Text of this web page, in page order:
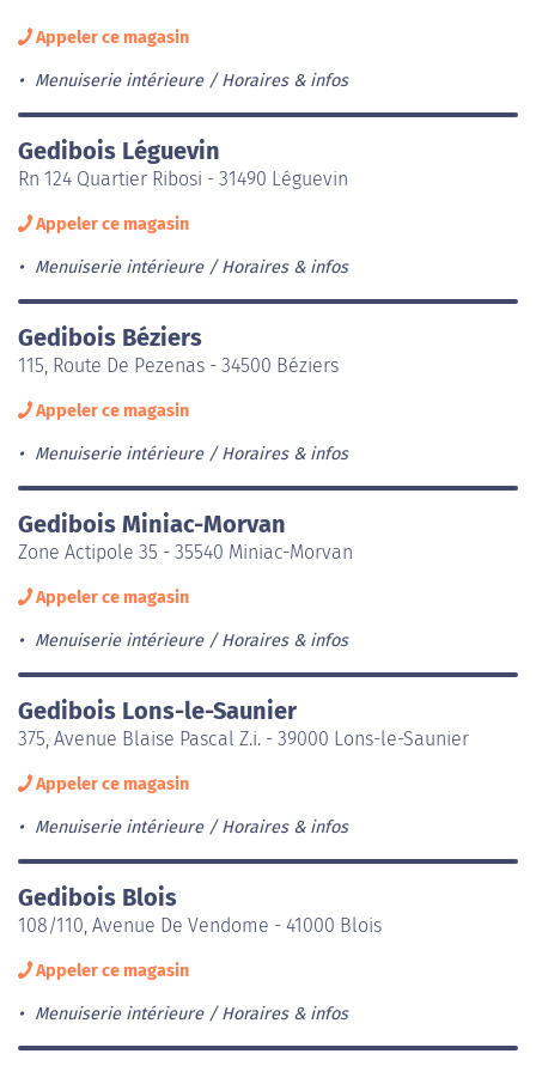
Appeler ce magasin
Menuiserie intérieure Horaires & infos
Gedibois Léguevin
Rn 124 Quartier Ribosi - 31490 Léguevin
Appeler ce magasin
Menuiserie intérieure Horaires & infos
Gedibois Béziers
115, Route De Pezenas - 34500 Béziers
Appeler ce magasin
Menuiserie intérieure Horaires & infos
Gedibois Miniac-Morvan
Zone Actipole 35 - 35540 Miniac-Morvan
Appeler ce magasin
Menuiserie intérieure Horaires & infos
Gedibois Lons-le-Saunier
375, Avenue Blaise Pascal Z.i. - 39000 Lons-le-Saunier
Appeler ce magasin
Menuiserie intérieure Horaires & infos
Gedibois Blois
108/110, Avenue De Vendome - 41000 Blois
Appeler ce magasin
Menuiserie intérieure Horaires & infos